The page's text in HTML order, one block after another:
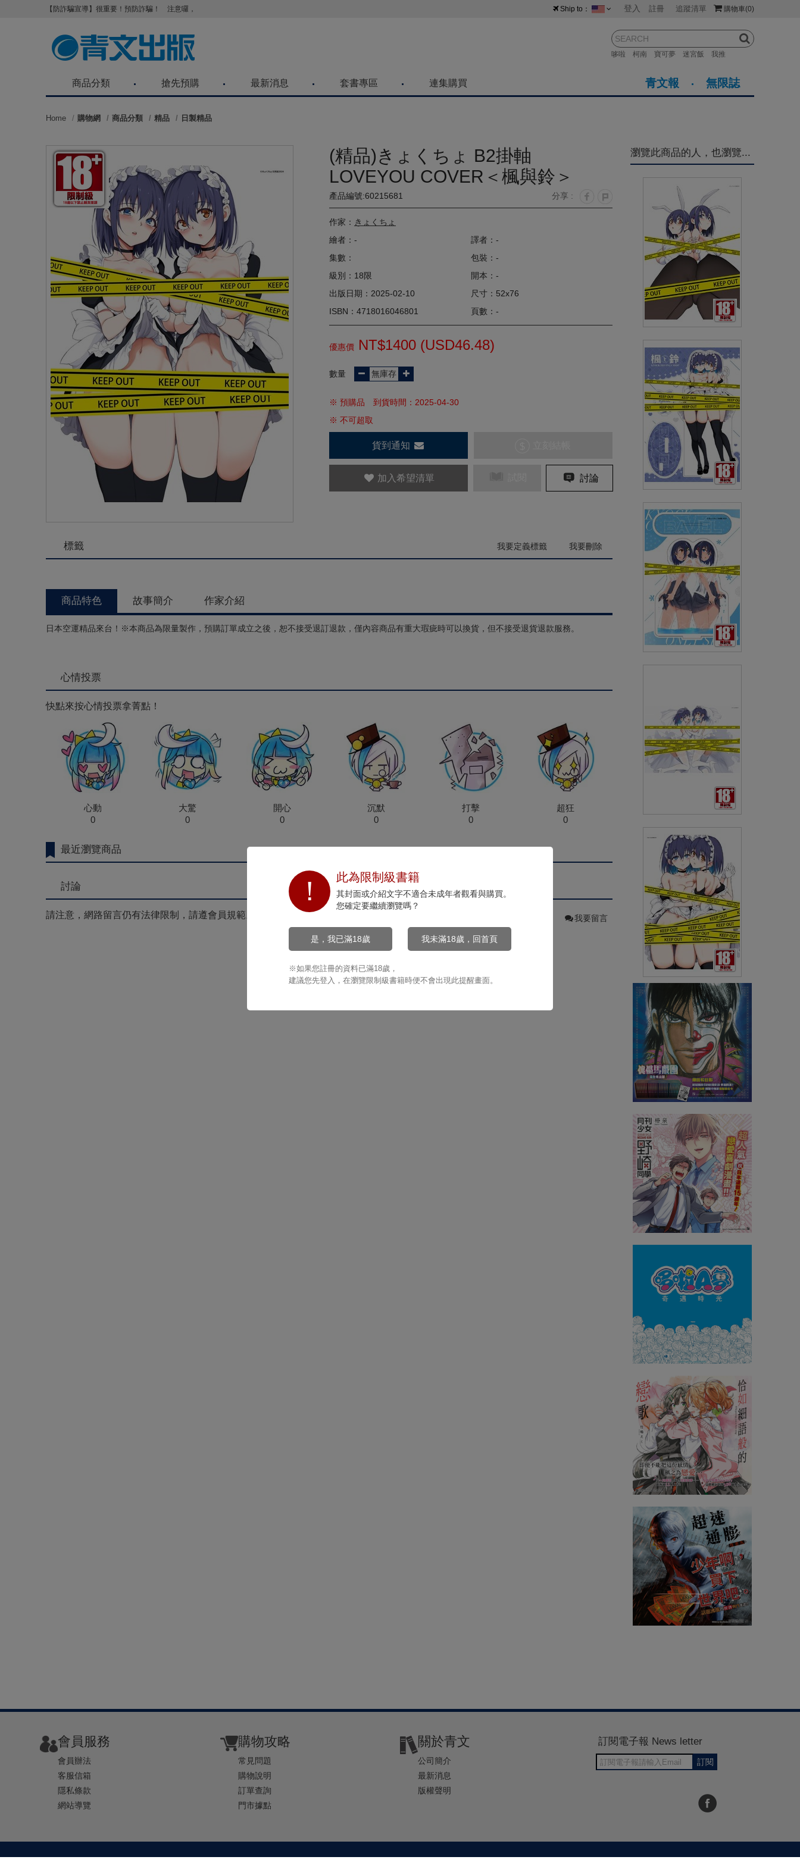
購物車(0)
登入 註冊 追蹤清單
哆啦 柯南 寶可夢 迷宮飯 我推
Ship to：
紐西蘭 馬來西亞
菲律賓
【防詐騙宣導】很重要！預防詐騙！ 注意囉，不要被騙了！請各位喜歡青文購物網的朋友們，提高警覺！
商品分類 搶先預購 最新消息 套書專區 連集購買 青文報 無限誌
Home 購物網 商品分類 精品 日製精品
(精品)きょくちょ B2掛軸
LOVEYOU COVER＜楓與鈴＞
產品編號:60215681 分享 :
作家： きょくちょ
繪者：-
譯者：-
集數：
包裝：-
級別：18限
開本：-
出版日期：2025-02-10
尺寸：52x76
ISBN：4718016046801
頁數：-
優惠價 NT$1400 (USD46.48)
數量
※ 預購品 到貨時間：2025-04-30
※ 不可超取
貨到通知
加入希望清單 討論
標籤 我要定義標籤 我要刪除
商品特色 故事簡介 作家介紹
日本空運精品來台！※本商品為限量製作，預購訂單成立之後，恕不接受退訂退款，僅內容商品有重大瑕疵時可以換貨，但不接受退貨退款服務。
心情投票
快點來按心情投票拿菁點！
心動
0
大驚
0
開心
0
沉默
0
打擊
0
超狂
0
最近瀏覽商品
討論
請注意，網路留言仍有法律限制，請遵會員規範。 我要留言
瀏覽此商品的人，也瀏覽...
BV100期紀念＜楓與鈴＞
NT$4800 (USD159.36)
立牌 單行本《楓與鈴》COVER
NT$3000 (USD99.6)
主視覺＜楓與鈴＞
NT$1400 (USD46.48)
(精品)きょくちょ B2掛軸 單行
本《楓與鈴》COVER
NT$1400 (USD46.48)
此為限制級書籍
其封面或介紹文字不適合未成年者觀看與購買。
您確定要繼續瀏覽嗎？
是，我已滿18歲 我未滿18歲，回首頁
※如果您註冊的資料已滿18歲，
建議您先登入，在瀏覽限制級書籍時便不會出現此提醒畫面。
會員服務
會員辦法
客服信箱
隱私條款
網站導覽
購物攻略
常見問題
購物說明
訂單查詢
門市據點
關於青文
公司簡介
最新消息
版權聲明
訂閱電子報 News letter
訂閱